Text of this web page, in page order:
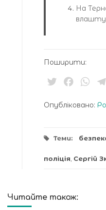
На
Поширити:
Twitter
Опубліковано:
Теми:
поліція Сергій
Читайте також: